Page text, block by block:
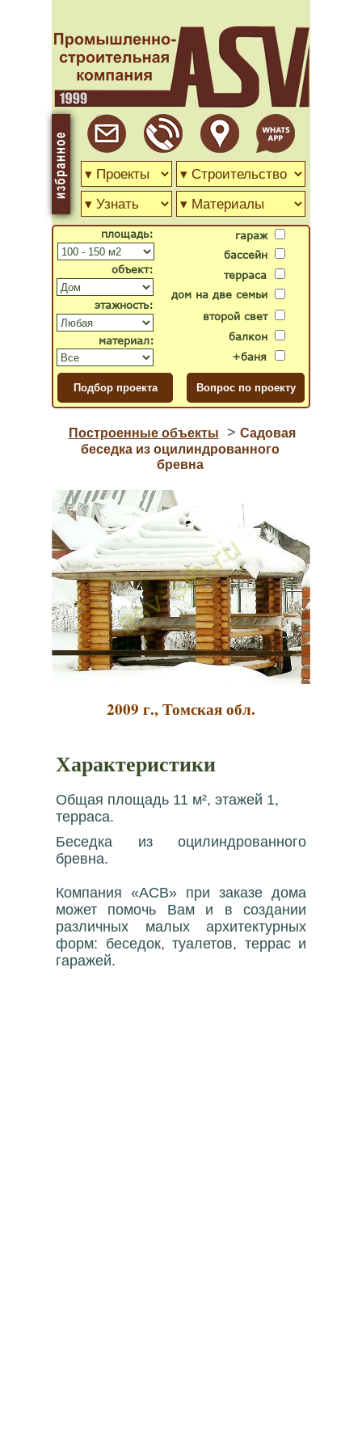
гараж
бассейн
второй свет
дом на две семьи
терраса
балкон
+баня
объект:
материал:
площадь:
этажность:
Построенные объекты > Садовая
беседка из оцилиндрованного
бревна
2009 г., Томская обл.
Характеристики
Общая площадь 11 м², этажей 1,
терраса.
Беседка из оцилиндрованного
бревна.
Компания «АСВ» при заказе дома
может помочь Вам и в создании
различных малых архитектурных
форм: беседок, туалетов, террас и
гаражей.